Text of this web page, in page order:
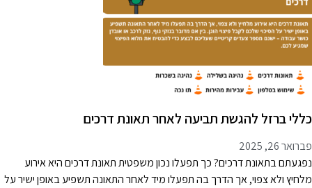
ברזל להגשת תביעה לאחר תאונת דרכים
26, 2025
בתאונת דרכים? כך תפעלו נכון משפטית תאונת דרכים היא אירוע
ולא צפוי, אך הדרך בה תפעלו מיד לאחר התאונה תשפיע באופן ישיר על